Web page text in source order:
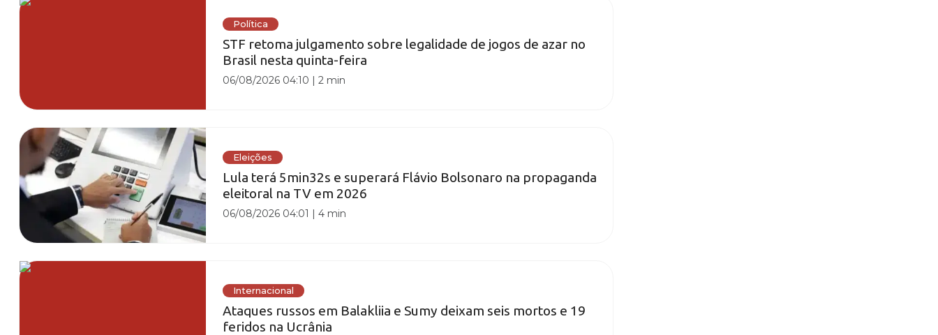
Política
STF retoma julgamento sobre legalidade de jogos de azar no
Brasil nesta quinta-feira
06/08/2026 04:10 |2 min
Eleições
Lula terá 5min32s e superará Flávio Bolsonaro na propaganda
eleitoral na TV em 2026
06/08/2026 04:01 |4 min
Internacional
Ataques russos em Balakliia e Sumy deixam seis mortos e 19
feridos na Ucrânia